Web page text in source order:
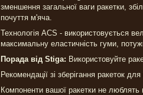
зменшення загальної ваги ракетки,
почуття м'яча.
Технологія ACS - використовується
максимальну еластичність гуми,
Порада від Stiga: Використовуйте
Рекомендації зі зберігання ракеток
Компоненти вашої ракетки не люблять